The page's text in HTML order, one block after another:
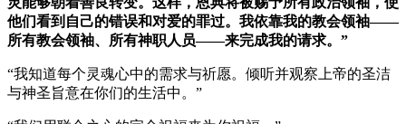
他们看到自己的错误和对爱的罪过。我依靠我的教会领袖——
所有教会领袖、所有神职人员——来完成我的请求。”
“我知道每个灵魂心中的需求与祈愿。倾听并观察上帝的圣洁
与神圣旨意在你们的生活中。”